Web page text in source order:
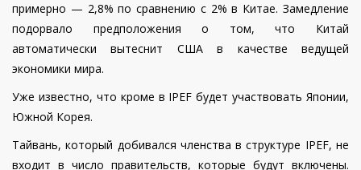
примерно — 2,8% по сравнению с 2% в Китае. Замедление
подорвало предположения о том, что Китай
автоматически вытеснит США в качестве ведущей
экономики мира.
Уже известно, что кроме в IPEF будет участвовать Японии,
Южной Корея.
Тайвань, который добивался членства в структуре IPEF, не
входит в число правительств, которые будут включены.